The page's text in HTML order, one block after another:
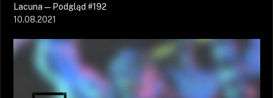
Lacuna — Podgląd #192
10.08.2021